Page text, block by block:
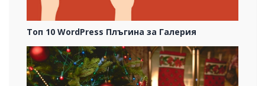
Топ 10 WordPress Плъгина за Галерия